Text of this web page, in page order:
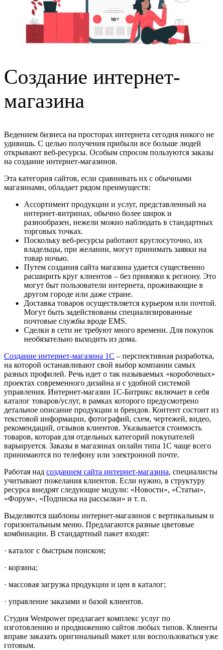
Создание интернет-
магазина
Ведением бизнеса на просторах интернета сегодня никого не
удивишь. С целью получения прибыли все больше людей
открывают веб-ресурсы. Особым спросом пользуются заказы
на создание интернет-магазинов.
Эта категория сайтов, если сравнивать их с обычными
магазинами, обладает рядом преимуществ:
Ассортимент продукции и услуг, представленный на
интернет-витринах, обычно более широк и
разнообразен, нежели можно наблюдать в стандартных
торговых точках.
Поскольку веб-ресурсы работают круглосуточно, их
владельцы, при желании, могут принимать заявки на
товар ночью.
Путем создания сайта магазина удается существенно
расширить круг клиентов – без привязки к региону. Это
могут быт пользователи интернета, проживающие в
другом городе или даже стране.
Доставка товаров осуществляется курьером или почтой.
Могут быть задействованы специализированные
почтовые службы вроде EMS.
Сделки в сети не требуют много времени. Для покупок
необязательно выходить из дома.
Создание интернет-магазина 1С – перспективная разработка,
на которой останавливают свой выбор компании самых
разных профилей. Речь идет о так называемых «коробочных»
проектах современного дизайна и с удобной системой
управления. Интернет-магазин 1С-Битрикс включает в себя
каталог товаров/услуг, в рамках которого предусмотрено
детальное описание продукции и брендов. Контент состоит из
текстовой информации, фотографий, схем, чертежей, видео,
рекомендаций, отзывов клиентов. Указывается стоимость
товаров, которая для отдельных категорий покупателей
варьируется. Заказы в магазинах онлайн типа 1С чаще всего
принимаются по телефону или электронной почте.
Работая над созданием сайта интернет-магазина, специалисты
учитывают пожелания клиентов. Если нужно, в структуру
ресурса внедрят следующие модули: «Новости», «Статьи»,
«Форум», «Подписка на рассылки» и т. п.
Выделяются шаблоны интернет-магазинов с вертикальным и
горизонтальным меню. Предлагаются разные цветовые
комбинации. В стандартный пакет входят:
· каталог с быстрым поиском;
· корзина;
· массовая загрузка продукции и цен в каталог;
· управление заказами и базой клиентов.
Студия Westpower предлагает комплекс услуг по
изготовлению и продвижению сайтов любых типов. Клиенты
вправе заказать оригинальный макет или воспользоваться уже
готовым.